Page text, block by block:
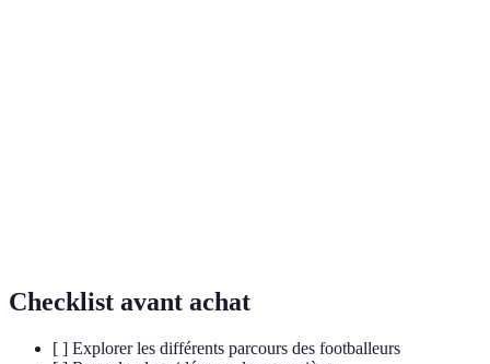
Checklist avant achat
[ ] Explorer les différents parcours des footballeurs